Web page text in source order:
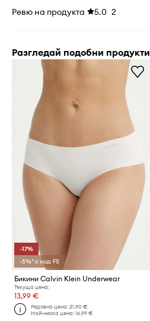
Ревю на продукта 5.0 2
Разгледай подобни продукти
-17%
-5%* с код: FS
Бикини Calvin Klein Underwear
Текуща цена:
13,99 €
Редовна цена:21,90 €
Най-ниска цена:16,99 €